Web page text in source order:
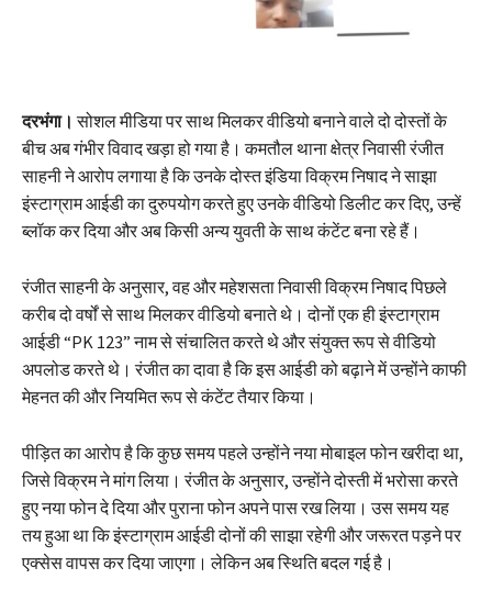
दरभंगा। सोशल मीडिया पर साथ मिलकर वीडियो बनाने वाले दो दोस्तों के
बीच अब गंभीर विवाद खड़ा हो गया है। कमतौल थाना क्षेत्र निवासी रंजीत
साहनी ने आरोप लगाया है कि उनके दोस्त इंडिया विक्रम निषाद ने साझा
इंस्टाग्राम आईडी का दुरुपयोग करते हुए उनके वीडियो डिलीट कर दिए, उन्हें
ब्लॉक कर दिया और अब किसी अन्य युवती के साथ कंटेंट बना रहे हैं।
रंजीत साहनी के अनुसार, वह और महेशसता निवासी विक्रम निषाद पिछले
करीब दो वर्षों से साथ मिलकर वीडियो बनाते थे। दोनों एक ही इंस्टाग्राम
आईडी “PK 123” नाम से संचालित करते थे और संयुक्त रूप से वीडियो
अपलोड करते थे। रंजीत का दावा है कि इस आईडी को बढ़ाने में उन्होंने काफी
मेहनत की और नियमित रूप से कंटेंट तैयार किया।
पीड़ित का आरोप है कि कुछ समय पहले उन्होंने नया मोबाइल फोन खरीदा था,
जिसे विक्रम ने मांग लिया। रंजीत के अनुसार, उन्होंने दोस्ती में भरोसा करते
हुए नया फोन दे दिया और पुराना फोन अपने पास रख लिया। उस समय यह
तय हुआ था कि इंस्टाग्राम आईडी दोनों की साझा रहेगी और जरूरत पड़ने पर
एक्सेस वापस कर दिया जाएगा। लेकिन अब स्थिति बदल गई है।